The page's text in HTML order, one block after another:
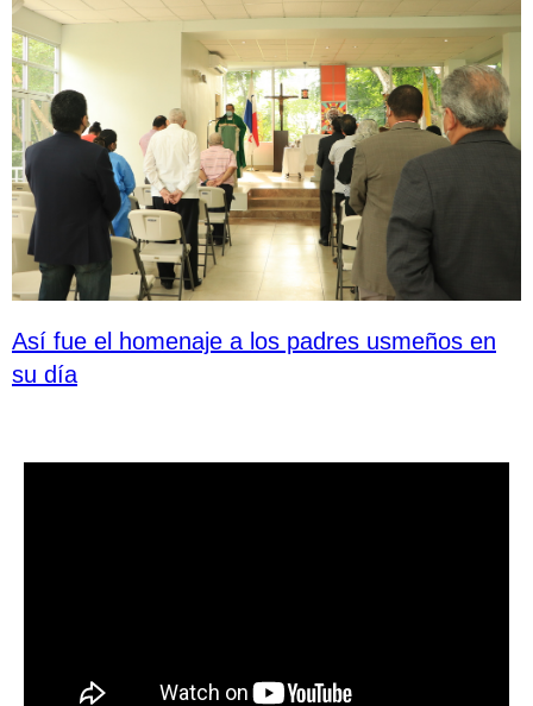
Así fue el homenaje a los padres usmeños en
su día